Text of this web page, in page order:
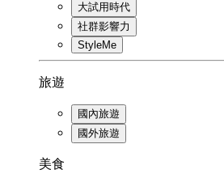
大試用時代
社群影響力
StyleMe
旅遊
國內旅遊
國外旅遊
美食